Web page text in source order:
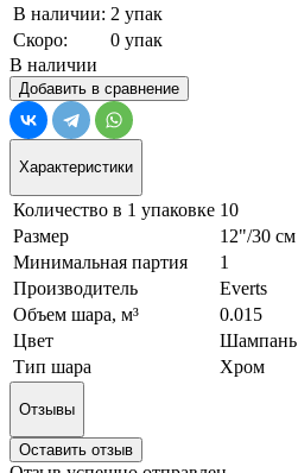
В наличии: 2 упак
Скоро:
0 упак
В наличии
Добавить в сравнение
Характеристики
Количество в 1 упаковке 10
Размер
12"/30 см
Минимальная партия
1
Производитель
Everts
Объем шара, м³
0.015
Цвет
Шампань
Тип шара
Хром
Отзывы
Оставить отзыв